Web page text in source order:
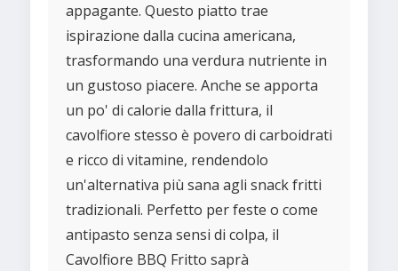
appagante. Questo piatto trae
ispirazione dalla cucina americana,
trasformando una verdura nutriente in
un gustoso piacere. Anche se apporta
un po' di calorie dalla frittura, il
cavolfiore stesso è povero di carboidrati
e ricco di vitamine, rendendolo
un'alternativa più sana agli snack fritti
tradizionali. Perfetto per feste o come
antipasto senza sensi di colpa, il
Cavolfiore BBQ Fritto saprà